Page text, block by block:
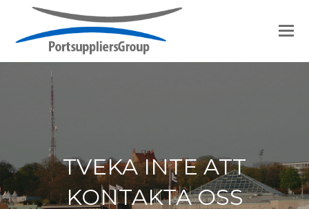
TVEKA INTE ATT
KONTAKTA OSS